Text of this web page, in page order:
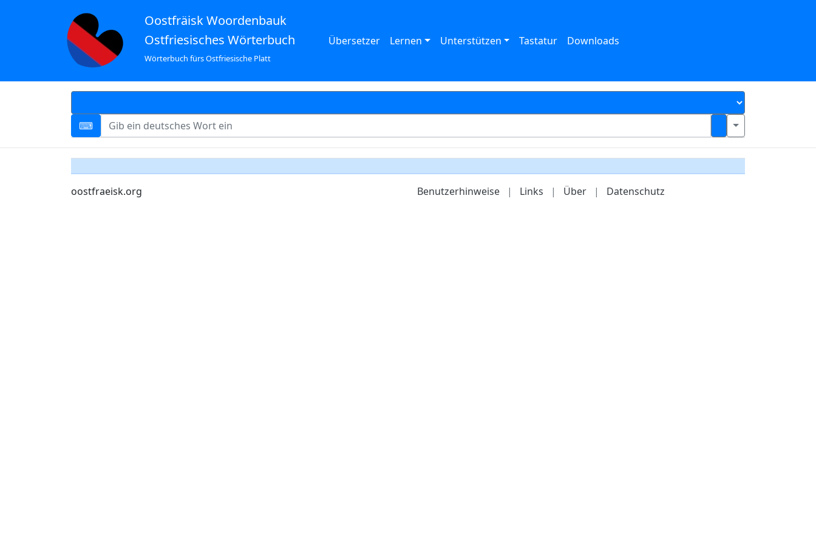
Oostfräisk Woordenbauk
Ostfriesisches Wörterbuch
Wörterbuch fürs Ostfriesische Platt
Übersetzer Lernen Unterstützen Tastatur Downloads
oostfraeisk.org Benutzerhinweise | Links | Über | Datenschutz